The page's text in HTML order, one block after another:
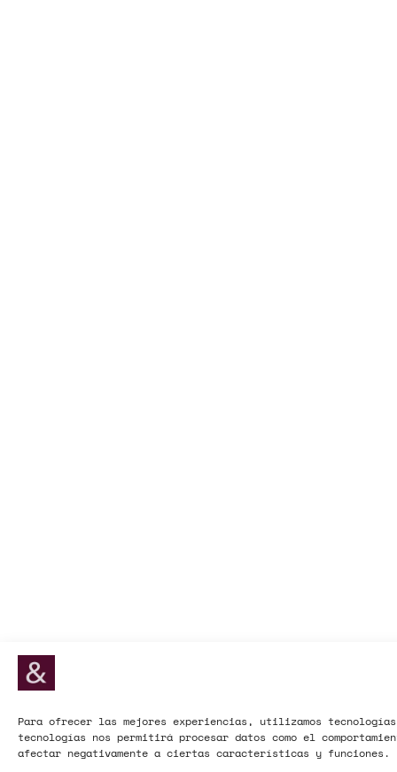
Para ofrecer las mejores experiencias, utilizamos
tecnologías nos permitirá procesar datos como el
afectar negativamente a ciertas características y funciones.